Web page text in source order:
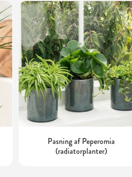
Pasning af Peperomia
(radiatorplanter)